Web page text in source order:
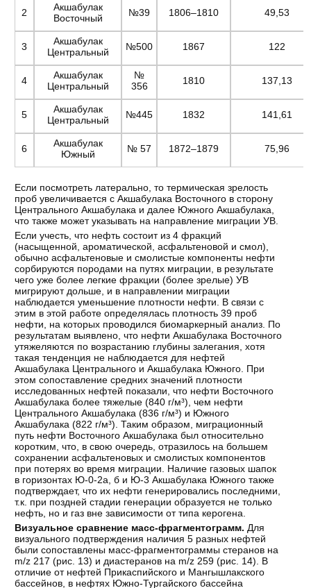
2
Акшабулак
Восточный
№39 1806–1810 49,53
3
Акшабулак
Центральный
№500 1867 122
4
Акшабулак
Центральный
№
356
1810 137,13
5
Акшабулак
Центральный
№445 1832 141,61
6
Акшабулак
Южный
№ 57 1872–1879 75,96
Если посмотреть латерально, то термическая зрелость
проб увеличивается с Акшабулака Восточного в сторону
Центрального Акшабулака и далее Южного Акшабулака,
что также может указывать на направление миграции УВ.
Если учесть, что нефть состоит из 4 фракций
(насыщенной, ароматической, асфальтеновой и смол),
обычно асфальтеновые и смолистые компоненты нефти
сорбируются породами на путях миграции, в результате
чего уже более легкие фракции (более зрелые) УВ
мигрируют дольше, и в направлении миграции
наблюдается уменьшение плотности нефти. В связи с
этим в этой работе определялась плотность 39 проб
нефти, на которых проводился биомаркерный анализ. По
результатам выявлено, что нефти Акшабулака Восточного
утяжеляются по возрастанию глубины залегания, хотя
такая тенденция не наблюдается для нефтей
Акшабулака Центрального и Акшабулака Южного. При
этом сопоставление средних значений плотности
исследованных нефтей показали, что нефти Восточного
Акшабулака более тяжелые (840 г/м³), чем нефти
Центрального Акшабулака (836 г/м³) и Южного
Акшабулака (822 г/м³). Таким образом, миграционный
путь нефти Восточного Акшабулака был относительно
коротким, что, в свою очередь, отразилось на большем
сохранении асфальтеновых и смолистых компонентов
при потерях во время миграции. Наличие газовых шапок
в горизонтах Ю-0-2а, б и Ю-3 Акшабулака Южного также
подтверждает, что их нефти генерировались последними,
т.к. при поздней стадии генерации образуется не только
нефть, но и газ вне зависимости от типа керогена.
Визуальное сравнение масс-фрагментограмм. Для
визуального подтверждения наличия 5 разных нефтей
были сопоставлены масс-фрагментограммы стеранов на
m/z 217 (рис. 13) и диастеранов на m/z 259 (рис. 14). В
отличие от нефтей Прикаспийского и Мангышлакского
бассейнов, в нефтях Южно-Тургайского бассейна